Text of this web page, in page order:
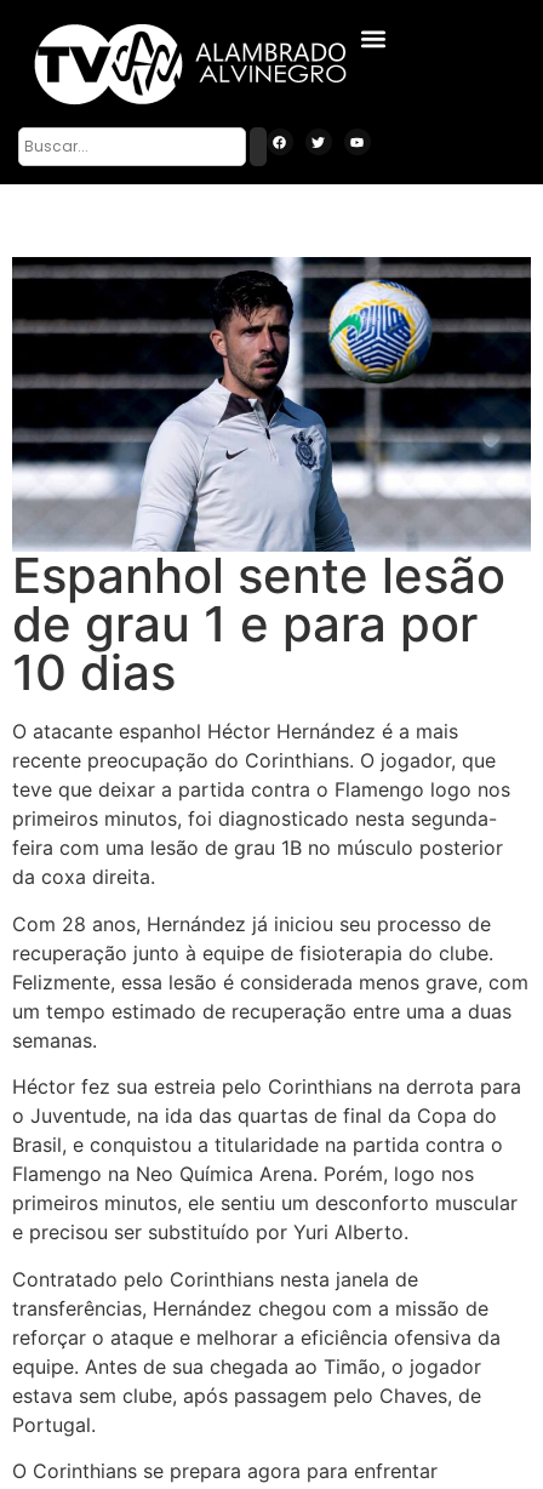
Espanhol sente lesão
de grau 1 e para por
10 dias
O atacante espanhol Héctor Hernández é a mais
recente preocupação do Corinthians. O jogador, que
teve que deixar a partida contra o Flamengo logo nos
primeiros minutos, foi diagnosticado nesta segunda-
feira com uma lesão de grau 1B no músculo posterior
da coxa direita.
Com 28 anos, Hernández já iniciou seu processo de
recuperação junto à equipe de fisioterapia do clube.
Felizmente, essa lesão é considerada menos grave, com
um tempo estimado de recuperação entre uma a duas
semanas.
Héctor fez sua estreia pelo Corinthians na derrota para
o Juventude, na ida das quartas de final da Copa do
Brasil, e conquistou a titularidade na partida contra o
Flamengo na Neo Química Arena. Porém, logo nos
primeiros minutos, ele sentiu um desconforto muscular
e precisou ser substituído por Yuri Alberto.
Contratado pelo Corinthians nesta janela de
transferências, Hernández chegou com a missão de
reforçar o ataque e melhorar a eficiência ofensiva da
equipe. Antes de sua chegada ao Timão, o jogador
estava sem clube, após passagem pelo Chaves, de
Portugal.
O Corinthians se prepara agora para enfrentar